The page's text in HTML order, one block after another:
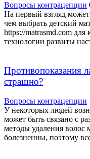
Вопросы контрацепции
На первый взгляд
чем выбрать детский
https://matrasmd.com
технологии развиты
Противопоказания
страшно?
Вопросы контрацепции
У некоторых людей
может быть связано с
методы удаления волос
болезненны, поэтому